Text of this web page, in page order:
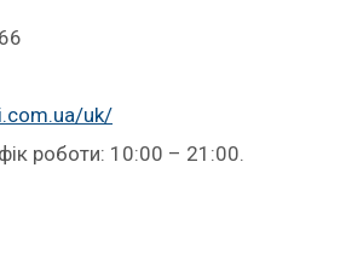
uk/
роботи: 10:00 – 21:00.